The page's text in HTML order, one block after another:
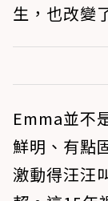
生，也改變
Emma並不
鮮明、有點
激動得汪汪